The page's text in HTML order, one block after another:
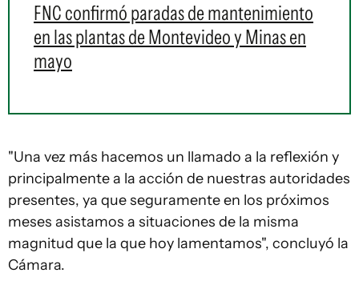
FNC confirmó paradas de mantenimiento
en las plantas de Montevideo y Minas en
mayo
"Una vez más hacemos un llamado a la reflexión y
principalmente a la acción de nuestras autoridades
presentes, ya que seguramente en los próximos
meses asistamos a situaciones de la misma
magnitud que la que hoy lamentamos", concluyó la
Cámara.